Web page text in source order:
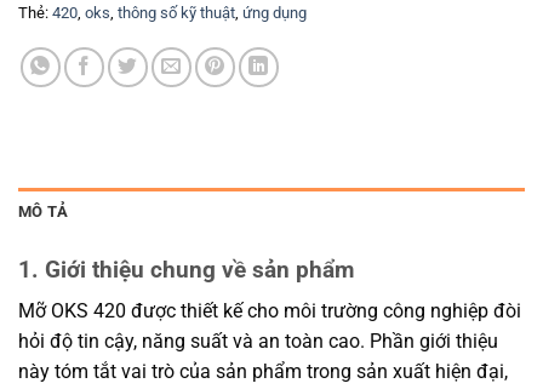
Thẻ: 420 oks thông số kỹ thuật ứng dụng
MÔ TẢ
1. Giới thiệu chung về sản phẩm
Mỡ OKS 420 được thiết kế cho môi trường công nghiệp đòi
hỏi độ tin cậy, năng suất và an toàn cao. Phần giới thiệu
này tóm tắt vai trò của sản phẩm trong sản xuất hiện đại,